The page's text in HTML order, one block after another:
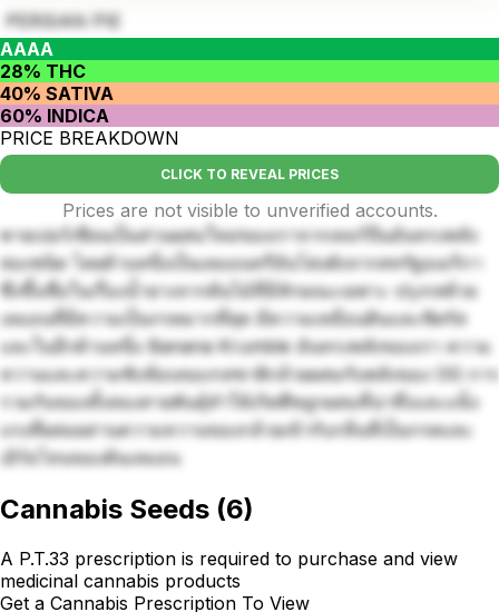
PERSIAN PIE
AAAA
28% THC
40% SATIVA
60% INDICA
PRICE BREAKDOWN
CLICK TO REVEAL PRICES
Prices are not visible to unverified accounts.
พายเปอร์เซียนเป็นส่วนผสมใหม่ของเราจากเทอร์ปีนอันทรงพลัง
สองชนิด โดยด้านหนึ่งเป็นเลมอนทรีอันโด่งดังจากสหรัฐอเมริกา
ซึ่งขึ้นชื่อในเรื่องน้ำยางจากต้นไม้ที่มีลักษณะเฉพาะ ปรุงรสด้วย
เลมอนที่มีความเป็นกรดมากที่สุด มีความเหมือนดินและซิตรัส
และในอีกด้านหนึ่ง Banana Krumble อันทรงพลังของเรา ความ
หวานและความซับซ้อนของรสชาติกล้วยผสมกับพลังของ OG การ
รวมกันของทั้งสองสายพันธุ์ทำให้เกิดพืชลูกผสมที่น่าทึ่งและแข็ง
แรงที่ผสมผสานความหวานของกล้วยเข้ากับกลิ่นที่เป็นกรดและ
เอิร์ธโทนของต้นเลมอน
Cannabis Seeds (6)
A P.T.33 prescription is required to purchase and view
medicinal cannabis products
Get a Cannabis Prescription To View